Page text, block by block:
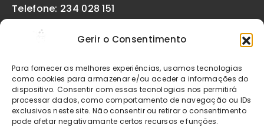
Gerir o Consentimento
Para fornecer as melhores experiências, usamos tecnologias
como cookies para armazenar e/ou aceder a informações do
dispositivo. Consentir com essas tecnologias nos permitirá
processar dados, como comportamento de navegação ou IDs
exclusivos neste site. Não consentir ou retirar o consentimento
pode afetar negativamante certos recursos e funções.
Telefone: 234 028 151
geral@etiquetas-online.pt
Os preços indicados incluem IVA à taxa legal em vigor. Todos
os artigos apresentados no site encontram-se sujeitos à
disponibilidade de stock após confirmação da encomenda. As